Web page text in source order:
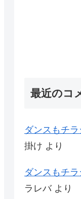
最近のコ
ダンスもチ
掛け より
ダンスもチ
ラレバより